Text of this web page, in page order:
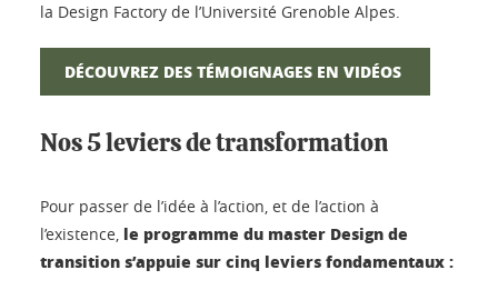
la Design Factory de l’Université Grenoble Alpes.
DÉCOUVREZ DES TÉMOIGNAGES EN VIDÉOS
Nos 5 leviers de transformation
Pour passer de l’idée à l’action, et de l’action à
l’existence, le programme du master Design de
transition s’appuie sur cinq leviers fondamentaux :